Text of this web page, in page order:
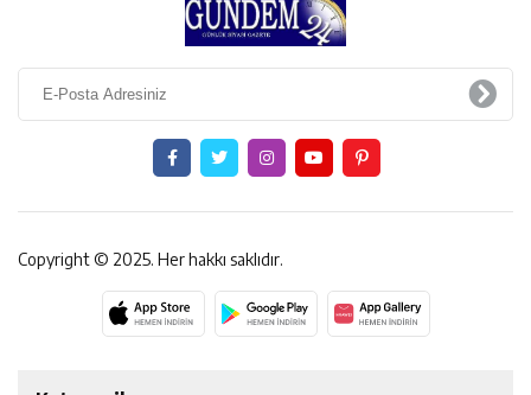
Copyright © 2025. Her hakkı saklıdır.